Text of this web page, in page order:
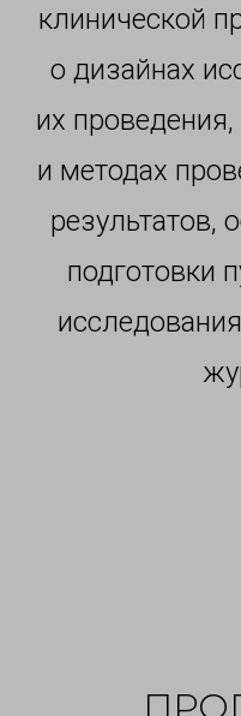
клинической
о дизайнах
их
и методах
результатов,
подготовки